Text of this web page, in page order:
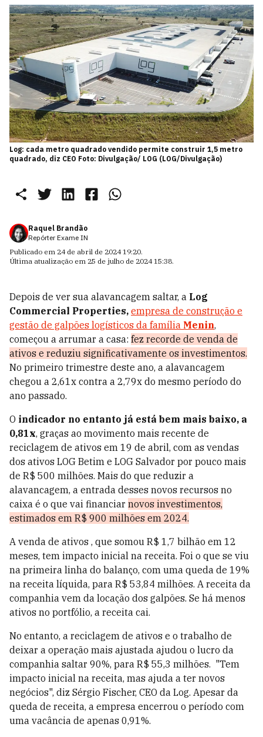
Log: cada metro quadrado vendido permite construir 1,5 metro
quadrado, diz CEO Foto: Divulgação/ LOG (LOG/Divulgação)
Raquel Brandão
Repórter Exame IN
Publicado em 24 de abril de 2024 19:20.
Última atualização em 25 de julho de 2024 15:38.
Depois de ver sua alavancagem saltar, a Log
Commercial Properties, empresa de construção e
gestão de galpões logísticos da família Menin,
começou a arrumar a casa: fez recorde de venda de
ativos e reduziu significativamente os investimentos.
No primeiro trimestre deste ano, a alavancagem
chegou a 2,61x contra a 2,79x do mesmo período do
ano passado.
O indicador no entanto já está bem mais baixo, a
0,81x, graças ao movimento mais recente de
reciclagem de ativos em 19 de abril, com as vendas
dos ativos LOG Betim e LOG Salvador por pouco mais
de R$ 500 milhões. Mais do que reduzir a
alavancagem, a entrada desses novos recursos no
caixa é o que vai financiar novos investimentos,
estimados em R$ 900 milhões em 2024.
A venda de ativos , que somou R$ 1,7 bilhão em 12
meses, tem impacto inicial na receita. Foi o que se viu
na primeira linha do balanço, com uma queda de 19%
na receita líquida, para R$ 53,84 milhões. A receita da
companhia vem da locação dos galpões. Se há menos
ativos no portfólio, a receita cai.
No entanto, a reciclagem de ativos e o trabalho de
deixar a operação mais ajustada ajudou o lucro da
companhia saltar 90%, para R$ 55,3 milhões. "Tem
impacto inicial na receita, mas ajuda a ter novos
negócios", diz Sérgio Fischer, CEO da Log. Apesar da
queda de receita, a empresa encerrou o período com
uma vacância de apenas 0,91%.